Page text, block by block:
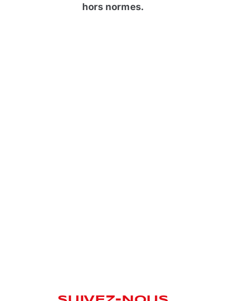
hors normes.